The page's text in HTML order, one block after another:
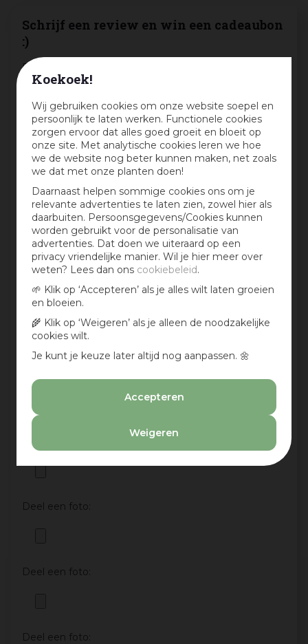
Koekoek!
Wij gebruiken cookies om onze website soepel en
persoonlijk te laten werken. Functionele cookies
zorgen ervoor dat alles goed groeit en bloeit op
onze site. Met analytische cookies leren we hoe
we de website nog beter kunnen maken, net zoals
we dat met onze planten doen!
Daarnaast helpen sommige cookies ons om je
relevante advertenties te laten zien, zowel hier als
daarbuiten. Persoonsgegevens/Cookies kunnen
worden gebruikt voor de personalisatie van
advertenties. Dat doen we uiteraard op een
privacy vriendelijke manier. Wil je hier meer over
weten? Lees dan ons cookiebeleid.
🌱 Klik op ‘Accepteren’ als je alles wilt laten groeien
en bloeien.
🌾 Klik op ‘Weigeren’ als je alleen de noodzakelijke
cookies wilt.
Je kunt je keuze later altijd nog aanpassen. 🌼
Accepteren
Weigeren
Schrijf een review en win een cadeaubon
:)
Deel jouw ervaringen met dit product en maak
maandelijks kans op een cadeaubon t.w.v. € 25,-
Beoordeling:*
Mijn ervaring in één zin:*
Jouw mening over dit product:
Nee
Deel een foto:
Deel een foto:
Deel een foto:
Deel een foto: